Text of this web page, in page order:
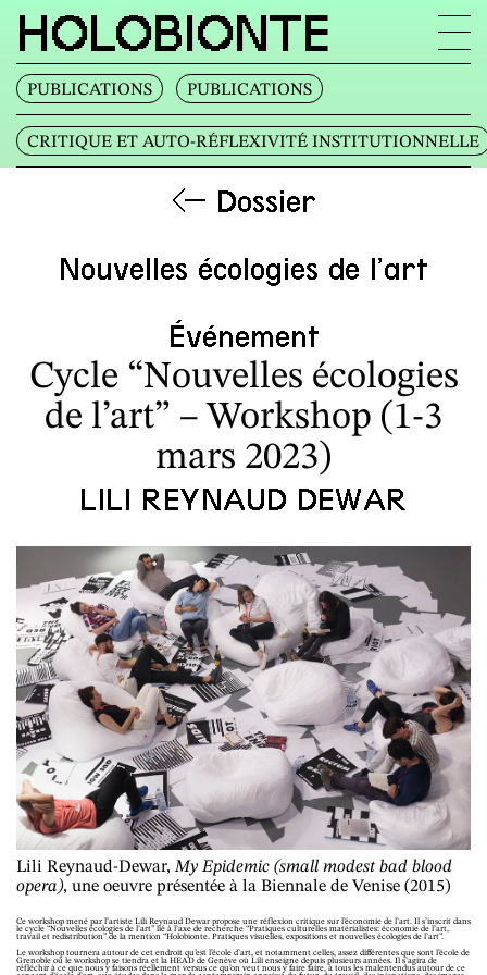
HOLOBIONTE
PUBLICATIONS PUBLICATIONS
CRITIQUE ET AUTO‐RÉFLEXIVITÉ INSTITUTIONNELLE
‹— Dossier
Nouvelles écologies de l’art
Événement
Cycle “Nouvelles écologies
de l’art” – Workshop (1-3
mars 2023)
LILI REYNAUD DEWAR
Lili Reynaud-Dewar,My Epidemic (small modest bad blood
opera), une oeuvre présentée à la Biennale de Venise (2015)
Ce workshop mené par l’artiste Lili Reynaud Dewar propose une réflexion critique sur l’économie de l’art. Il s’inscrit dans
le cycle “Nouvelles écologies de l’art” lié à l’axe de recherche “Pratiques culturelles matérialistes: économie de l’art,
travail et redistribution” de la mention “Holobionte. Pratiques visuelles, expositions et nouvelles écologies de l’art”.
Le workshop tournera autour de cet endroit qu’est l’école d’art, et notamment celles, assez différentes que sont l’école de
Grenoble où le workshop se tiendra et la HEAD de Genève où Lili enseigne depuis plusieurs années. Il s’agira de
réfléchir à ce que nous y faisons réellement versus ce qu’on veut nous y faire faire, à tous les malentendus autour de ce